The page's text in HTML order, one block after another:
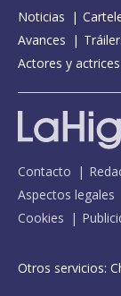
Noticias
Avances
Actores y actrices
Contacto
Aspectos legales
Cookies
Otros servicios: